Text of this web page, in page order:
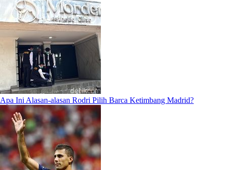
Apa Ini Alasan-alasan Rodri Pilih Barca Ketimbang Madrid?